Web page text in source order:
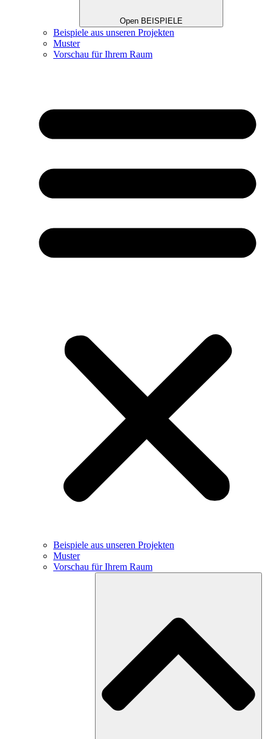
Open BEISPIELE
Beispiele aus unseren Projekten
Muster
Vorschau für Ihrem Raum
Beispiele aus unseren Projekten
Muster
Vorschau für Ihrem Raum